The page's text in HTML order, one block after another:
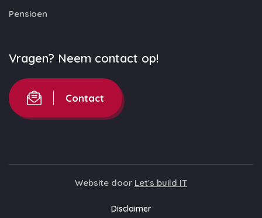
Pensioen
Vragen? Neem contact op!
Contact
Website door Let's build IT
Disclaimer